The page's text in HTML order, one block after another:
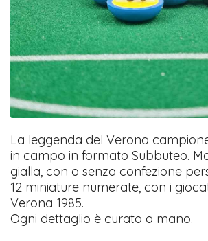
La leggenda del Verona
in campo in formato Subbuteo.
gialla, con o senza confezione
12 miniature numerate, con i
Verona 1985.
Ogni dettaglio è curato a mano.